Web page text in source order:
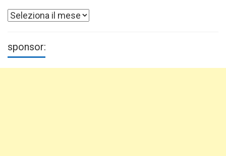
Archivi
sponsor: